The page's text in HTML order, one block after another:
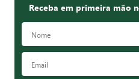
Receba em primeira mão